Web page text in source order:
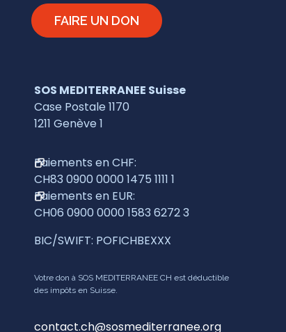
FAIRE UN DON
SOS MEDITERRANEE Suisse
Case Postale 1170
1211 Genève 1
Paiements en CHF:
CH83 0900 0000 1475 1111 1
Paiements en EUR:
CH06 0900 0000 1583 6272 3
BIC/SWIFT: POFICHBEXXX
Votre don à SOS MEDITERRANEE CH est déductible
des impôts en Suisse.
contact.ch@sosmediterranee.org